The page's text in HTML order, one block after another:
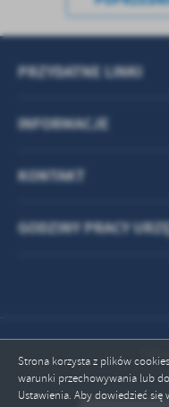
Strona korzysta z plików
warunki przechowywania lub
Ustawienia. Aby dowiedzieć się
PRZYDATNE LINKI
INFORMACJE
KONTAKT
GODZINY PRACY